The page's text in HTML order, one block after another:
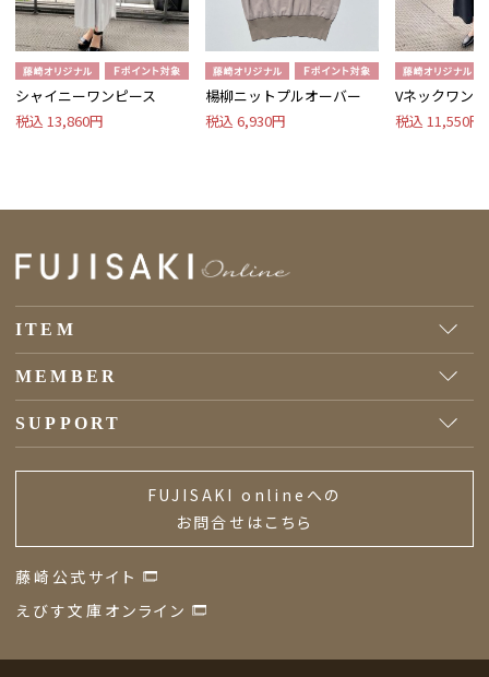
シャイニーワンピース
税込 13,860円
楊柳ニットプルオーバー
税込 6,930円
Vネックワン
税込 11,550円
ITEM
MEMBER
SUPPORT
FUJISAKI onlineへの
お問合せはこちら
藤崎公式サイト
えびす文庫オンライン